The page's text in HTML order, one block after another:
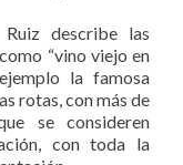
describe las
“vino viejo en
la famosa
rotas, con más de
se consideren
con toda la